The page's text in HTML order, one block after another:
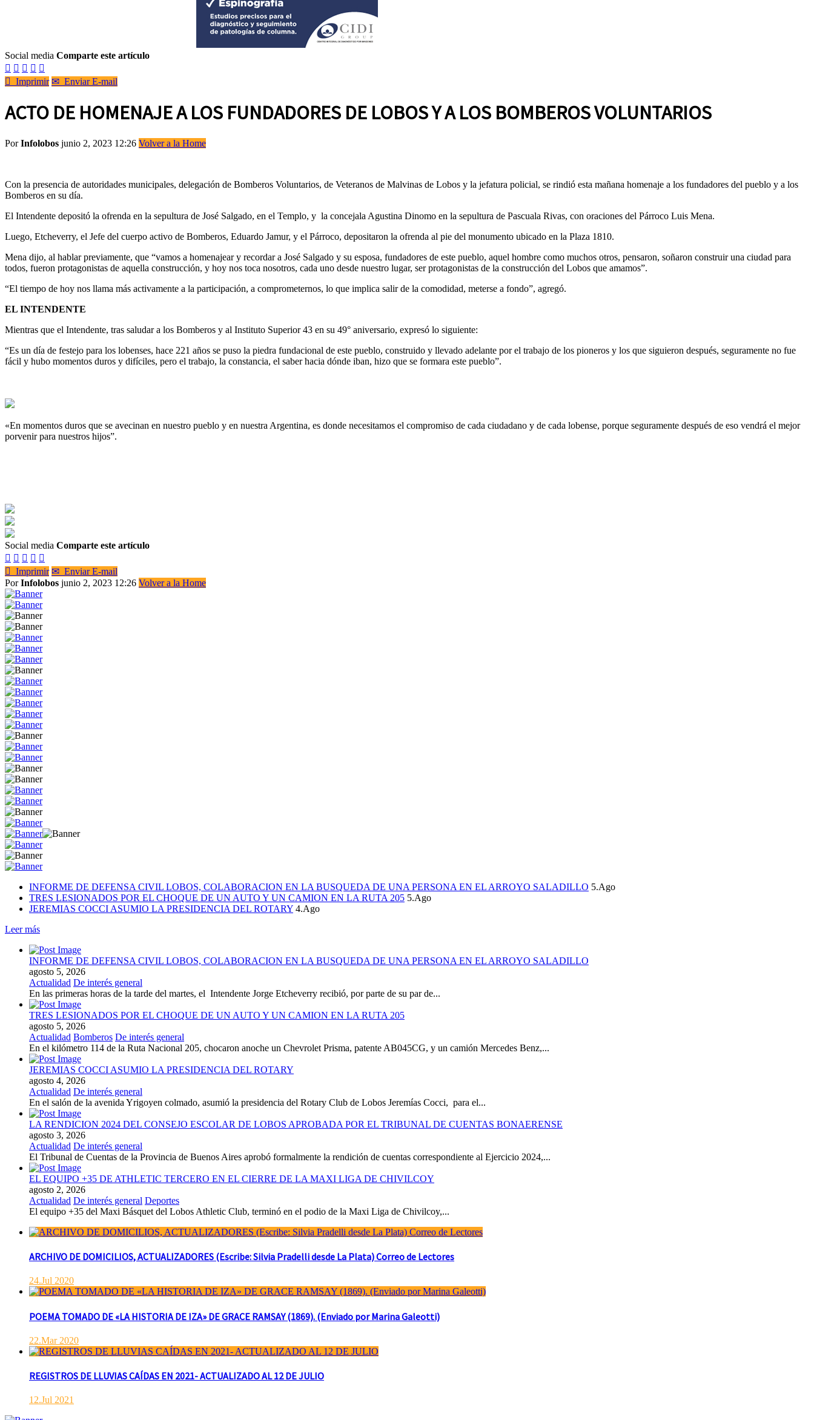
Social media Comparte este artículo
    
 Imprimir ✉ Enviar E-mail
ACTO DE HOMENAJE A LOS FUNDADORES DE LOBOS Y A LOS BOMBEROS VOLUNTARIOS
PorInfolobos junio 2, 2023 12:26 Volver a la Home
Con la presencia de autoridades municipales, delegación de Bomberos Voluntarios, de Veteranos de Malvinas de Lobos y la jefatura policial, se rindió esta mañana homenaje a los fundadores del pueblo y a los
Bomberos en su día.
El Intendente depositó la ofrenda en la sepultura de José Salgado, en el Templo, y la concejala Agustina Dinomo en la sepultura de Pascuala Rivas, con oraciones del Párroco Luis Mena.
Luego, Etcheverry, el Jefe del cuerpo activo de Bomberos, Eduardo Jamur, y el Párroco, depositaron la ofrenda al pie del monumento ubicado en la Plaza 1810.
Mena dijo, al hablar previamente, que “vamos a homenajear y recordar a José Salgado y su esposa, fundadores de este pueblo, aquel hombre como muchos otros, pensaron, soñaron construir una ciudad para
todos, fueron protagonistas de aquella construcción, y hoy nos toca nosotros, cada uno desde nuestro lugar, ser protagonistas de la construcción del Lobos que amamos”.
“El tiempo de hoy nos llama más activamente a la participación, a comprometernos, lo que implica salir de la comodidad, meterse a fondo”, agregó.
EL INTENDENTE
Mientras que el Intendente, tras saludar a los Bomberos y al Instituto Superior 43 en su 49° aniversario, expresó lo siguiente:
“Es un día de festejo para los lobenses, hace 221 años se puso la piedra fundacional de este pueblo, construido y llevado adelante por el trabajo de los pioneros y los que siguieron después, seguramente no fue
fácil y hubo momentos duros y difíciles, pero el trabajo, la constancia, el saber hacia dónde iban, hizo que se formara este pueblo”.
«En momentos duros que se avecinan en nuestro pueblo y en nuestra Argentina, es donde necesitamos el compromiso de cada ciudadano y de cada lobense, porque seguramente después de eso vendrá el mejor
porvenir para nuestros hijos”.
Social media Comparte este artículo
    
 Imprimir ✉ Enviar E-mail
PorInfolobos junio 2, 2023 12:26 Volver a la Home
INFORME DE DEFENSA CIVIL LOBOS, COLABORACION EN LA BUSQUEDA DE UNA PERSONA EN EL ARROYO SALADILLO 5.Ago
TRES LESIONADOS POR EL CHOQUE DE UN AUTO Y UN CAMION EN LA RUTA 205 5.Ago
JEREMIAS COCCI ASUMIO LA PRESIDENCIA DEL ROTARY 4.Ago
Leer más
INFORME DE DEFENSA CIVIL LOBOS, COLABORACION EN LA BUSQUEDA DE UNA PERSONA EN EL ARROYO SALADILLO
agosto 5, 2026
Actualidad De interés general
En las primeras horas de la tarde del martes, el Intendente Jorge Etcheverry recibió, por parte de su par de...
TRES LESIONADOS POR EL CHOQUE DE UN AUTO Y UN CAMION EN LA RUTA 205
agosto 5, 2026
Actualidad Bomberos De interés general
En el kilómetro 114 de la Ruta Nacional 205, chocaron anoche un Chevrolet Prisma, patente AB045CG, y un camión Mercedes Benz,...
JEREMIAS COCCI ASUMIO LA PRESIDENCIA DEL ROTARY
agosto 4, 2026
Actualidad De interés general
En el salón de la avenida Yrigoyen colmado, asumió la presidencia del Rotary Club de Lobos Jeremías Cocci, para el...
LA RENDICION 2024 DEL CONSEJO ESCOLAR DE LOBOS APROBADA POR EL TRIBUNAL DE CUENTAS BONAERENSE
agosto 3, 2026
Actualidad De interés general
El Tribunal de Cuentas de la Provincia de Buenos Aires aprobó formalmente la rendición de cuentas correspondiente al Ejercicio 2024,...
EL EQUIPO +35 DE ATHLETIC TERCERO EN EL CIERRE DE LA MAXI LIGA DE CHIVILCOY
agosto 2, 2026
Actualidad De interés general Deportes
El equipo +35 del Maxi Básquet del Lobos Athletic Club, terminó en el podio de la Maxi Liga de Chivilcoy,...
ARCHIVO DE DOMICILIOS, ACTUALIZADORES (Escribe: Silvia Pradelli desde La Plata) Correo de Lectores
24.Jul 2020
POEMA TOMADO DE «LA HISTORIA DE IZA» DE GRACE RAMSAY (1869). (Enviado por Marina Galeotti)
22.Mar 2020
REGISTROS DE LLUVIAS CAÍDAS EN 2021- ACTUALIZADO AL 12 DE JULIO
12.Jul 2021